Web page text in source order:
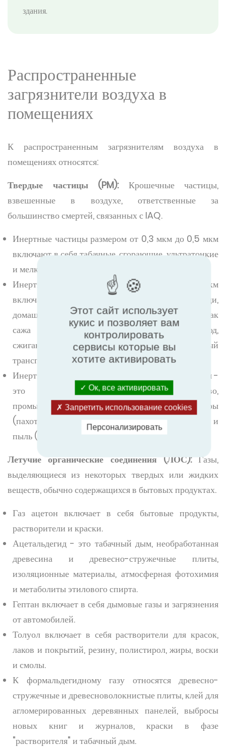
здания.
Распространенные
загрязнители воздуха в
помещениях
К распространенным загрязнителям воздуха в
помещениях относятся:
Твердые частицы (PM): Крошечные частицы,
взвешенные в воздухе, ответственные за
большинство смертей, связанных с IAQ.
Инертные частицы размером от 0,3 мкм до 0,5 мкм
включают в себя табачные, сгорающие, ультратонкие
и мелкие частицы.
Инертные частицы размером от 1,0 мкм до 2,0 мкм
включают пыльцу, табак, приготовление пищи,
домашнее хозяйство, состоящее из таких частиц, как
сажа (черный углерод) и органический углерод,
сжигание биомассы (древесины) и автомобильный
транспорт.
Инертные частицы размером от 3,0 мкм до 5,0 мкм -
это дровяное отопление, строительство,
промышленность, сельскохозяйственные культуры
(пахота), дизельный автомобильный транспорт и
пыль (дороги, разрывы, шины).
Летучие органические соединения (ЛОС):Газы,
выделяющиеся из некоторых твердых или жидких
веществ, обычно содержащихся в бытовых продуктах.
Газ ацетон включает в себя бытовые продукты,
растворители и краски.
Ацетальдегид - это табачный дым, необработанная
древесина и древесно-стружечные плиты,
изоляционные материалы, атмосферная фотохимия
и метаболиты этилового спирта.
Гептан включает в себя дымовые газы и загрязнения
от автомобилей.
Толуол включает в себя растворители для красок,
лаков и покрытий, резину, полистирол, жиры, воски
и смолы.
К формальдегидному газу относятся древесно-
стружечные и древесноволокнистые плиты, клей для
агломерированных деревянных панелей, выбросы
новых книг и журналов, краски в фазе
"растворителя" и табачный дым.
Этот сайт использует
кукис и позволяет вам
контролировать
сервисы которые вы
хотите активировать
Ок, все активировать
Запретить использование cookies
Персонализировать